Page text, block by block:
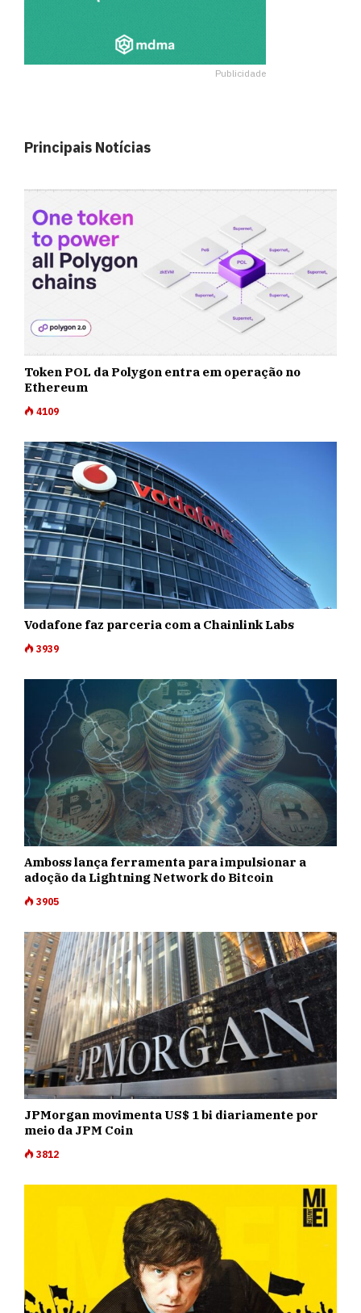
Publicidade
Principais Notícias
Token POL da Polygon entra em operação no
Ethereum
4109
Vodafone faz parceria com a Chainlink Labs
3939
Amboss lança ferramenta para impulsionar a
adoção da Lightning Network do Bitcoin
3905
JPMorgan movimenta US$ 1 bi diariamente por
meio da JPM Coin
3812